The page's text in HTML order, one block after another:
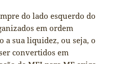
do lado esquerdo do
em ordem
a sua liquidez, ou seja, o
convertidos em